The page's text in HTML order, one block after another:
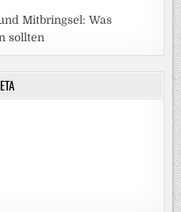
Mitbringsel: Was
sollten